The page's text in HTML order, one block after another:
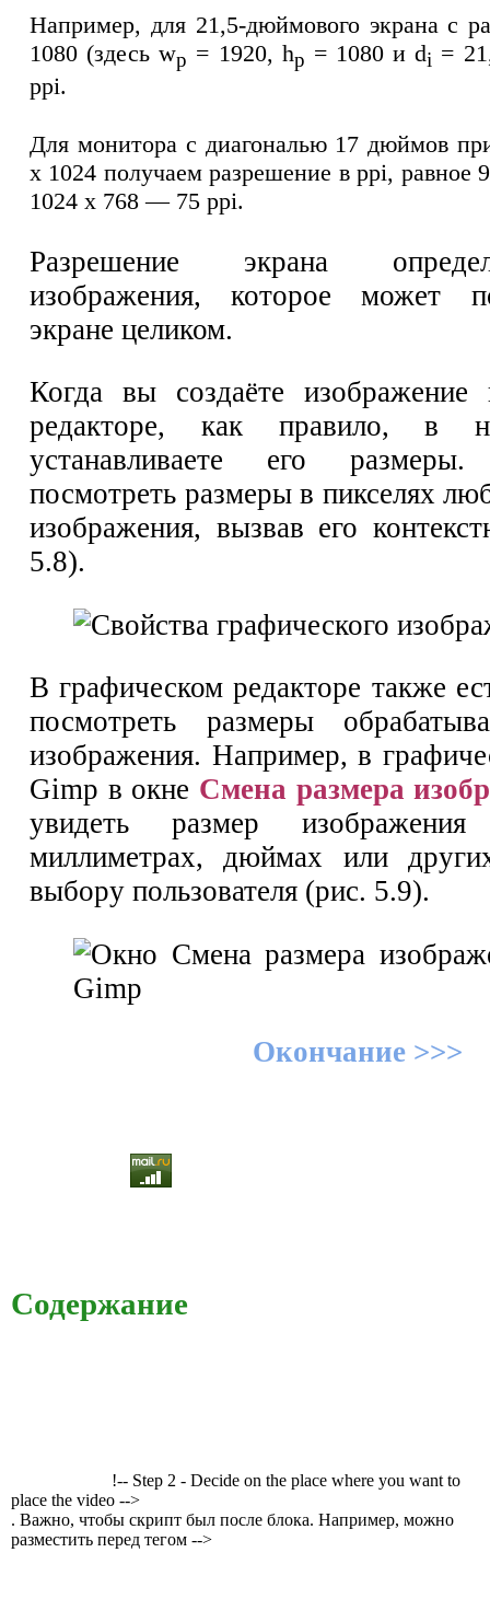
Например, для 21,5-дюймового экрана с
1080 (здесь wp = 1920, hp = 1080 и di =
ppi.
Для монитора с диагональю 17 дюймов
х 1024 получаем разрешение в ppi, равное
1024 х 768 — 75 ppi.
Разрешение экрана
изображения, которое может
экране целиком.
Когда вы создаёте изображение
редакторе, как правило, в
устанавливаете его
посмотреть размеры в пикселях
изображения, вызвав его
5.8).
В графическом редакторе также
посмотреть размеры
изображения. Например, в
Gimp в окне Смена размера
увидеть размер
миллиметрах, дюймах или
выбору пользователя (рис. 5.9).
Окончание >>>
Содержание
!-- Step 2 - Decide on the place where you want to
place the video -->
. Важно, чтобы скрипт был после блока. Например, можно
разместить перед тегом -->